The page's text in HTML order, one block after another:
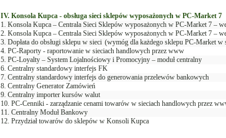
IV. Konsola Kupca - obsługa sieci sklepów wyposażonych w PC-Market 7
1. Konsola Kupca – Centrala Sieci Sklepów wyposażonych w PC-Market 7 –
2. Konsola Kupca – Centrala Sieci Sklepów wyposażonych w PC-Market 7 –
3. Dopłata do obsługi sklepu w sieci (wymóg dla każdego sklepu PC-Market w
4. PC-Raporty - raportowanie w sieciach handlowych przez www
5. PC-Loyalty – System Lojalnościowy i Promocyjny – moduł centralny
6. Centralny standardowy interfejs FK
7. Centralny standardowy interfejs do generowania przelewów bankowych
8. Centralny Generator Zamówień
9. Centralny importer kursów walut
10. PC-Cenniki - zarządzanie cenami towarów w sieciach handlowych przez
11. Centralny Moduł Bankowy
12. Przydział towarów do sklepów w Konsoli Kupca